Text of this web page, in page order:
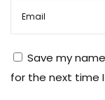
Save my
for the next time